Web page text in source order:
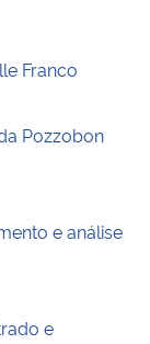
Franco
Pozzobon
e análise
e